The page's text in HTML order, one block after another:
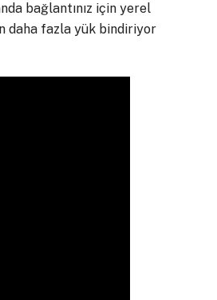
bağlantınız için yerel
daha fazla yük bindiriyor